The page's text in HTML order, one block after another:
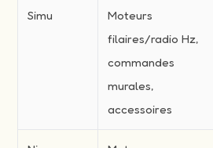
Simu
Moteurs
filaires/radio Hz,
commandes
murales,
accessoires